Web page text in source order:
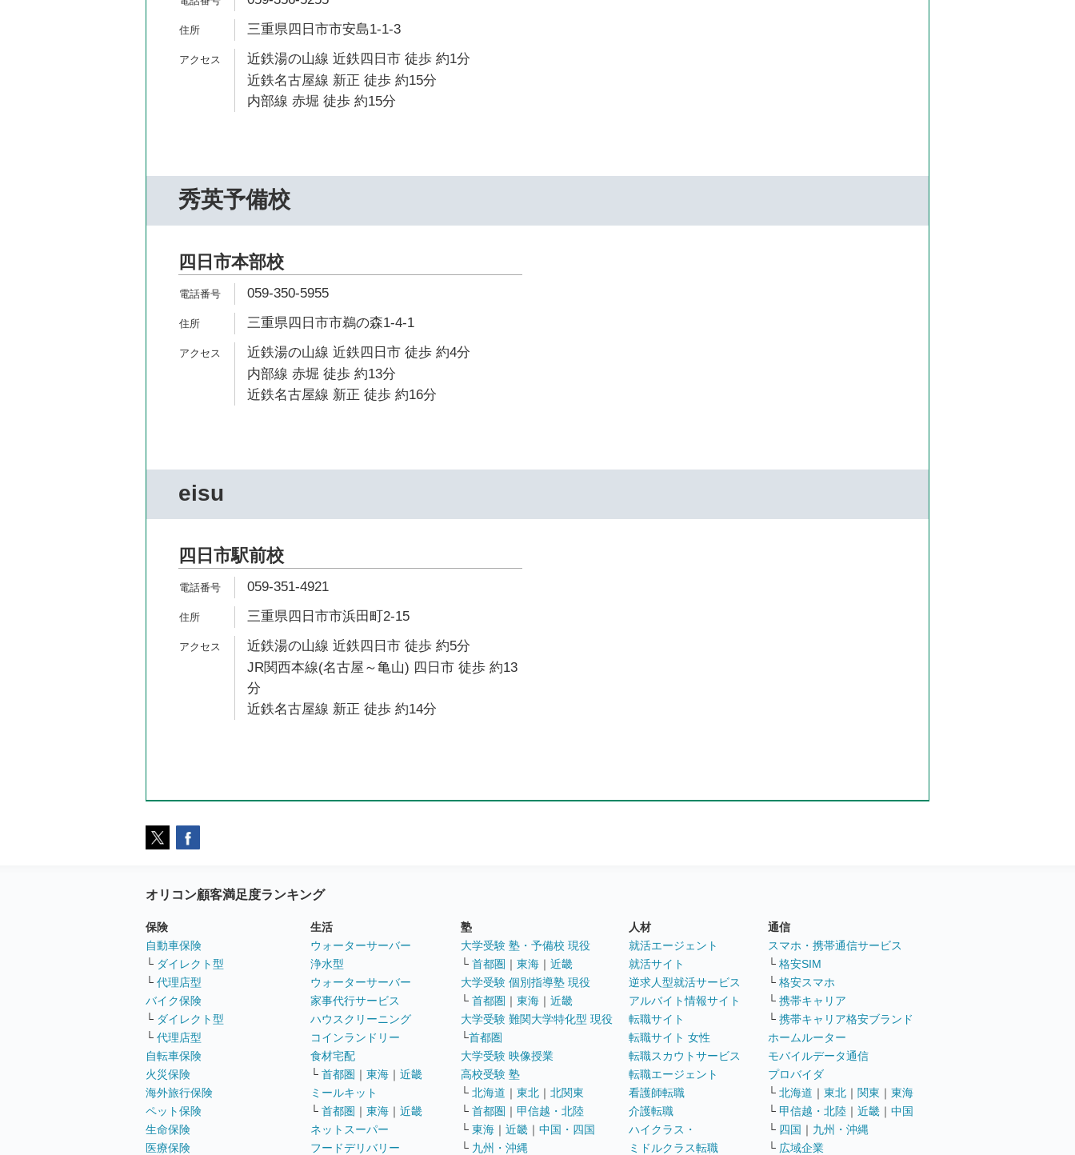
三重県四日市市安島1-1-3
近鉄湯の山線 近鉄四日市 徒歩 約1分
近鉄名古屋線 新正 徒歩 約15分
内部線 赤堀 徒歩 約15分
秀英予備校
四日市本部校
059-350-5955
三重県四日市市鵜の森1-4-1
近鉄湯の山線 近鉄四日市 徒歩 約4分
内部線 赤堀 徒歩 約13分
近鉄名古屋線 新正 徒歩 約16分
eisu
四日市駅前校
059-351-4921
三重県四日市市浜田町2-15
近鉄湯の山線 近鉄四日市 徒歩 約5分
JR関西本線(名古屋～亀山) 四日市 徒歩 約13
分
近鉄名古屋線 新正 徒歩 約14分
オリコン顧客満足度ランキング
保険
自動車保険
└ ダイレクト型
└ 代理店型
バイク保険
└ ダイレクト型
└ 代理店型
自転車保険
火災保険
海外旅行保険
ペット保険
生命保険
医療保険
生活
ウォーターサーバー
浄水型
ウォーターサーバー
家事代行サービス
ハウスクリーニング
コインランドリー
食材宅配
└ 首都圏 ｜ 東海 ｜ 近畿
ミールキット
└ 首都圏 ｜ 東海 ｜ 近畿
ネットスーパー
フードデリバリー
塾
大学受験 塾・予備校 現役
└ 首都圏 ｜ 東海 ｜ 近畿
大学受験 個別指導塾 現役
└ 首都圏 ｜ 東海 ｜ 近畿
大学受験 難関大学特化型 現役
└首都圏
大学受験 映像授業
高校受験 塾
└ 北海道 ｜ 東北 ｜ 北関東
└ 首都圏 ｜ 甲信越・北陸
└ 東海 ｜ 近畿 ｜ 中国・四国
└ 九州・沖縄
人材
就活エージェント
就活サイト
逆求人型就活サービス
アルバイト情報サイト
転職サイト
転職サイト 女性
転職スカウトサービス
転職エージェント
看護師転職
介護転職
ハイクラス・
ミドルクラス転職
通信
スマホ・携帯通信サービス
└ 格安SIM
└ 格安スマホ
└ 携帯キャリア
└ 携帯キャリア格安ブランド
ホームルーター
モバイルデータ通信
プロバイダ
└ 北海道 ｜ 東北 ｜ 関東 ｜ 東海
└ 甲信越・北陸 ｜ 近畿 ｜ 中国
└ 四国 ｜ 九州・沖縄
└ 広域企業